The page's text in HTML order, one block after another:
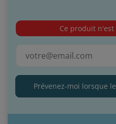
Ce produit
Prévenez-moi lorsque